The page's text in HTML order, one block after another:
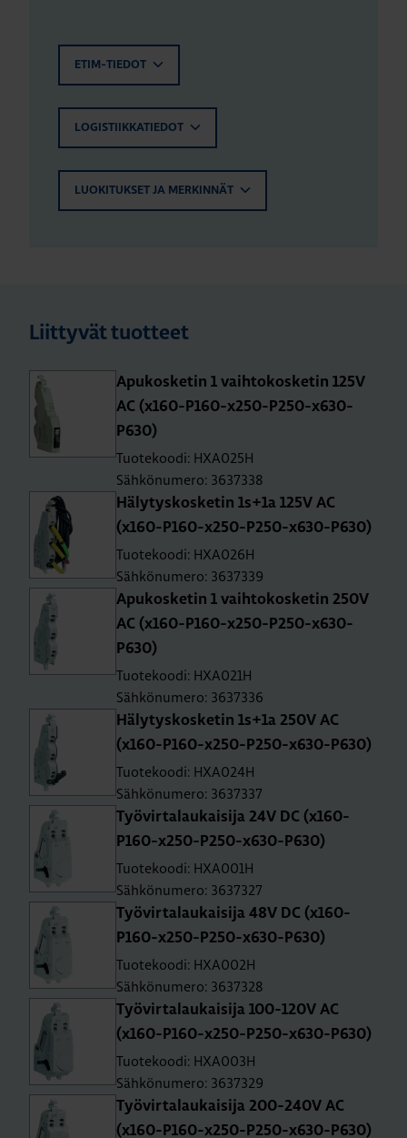
ETIM-TIEDOT
LOGISTIIKKATIEDOT
LUOKITUKSET JA MERKINNÄT
Liittyvät tuotteet
Apu­kos­ke­tin 1 vaih­to­kos­ke­tin 125V
AC (x160-P160-x250-P250-x630-
P630)
Tuotekoodi: HXA025H
Sähkönumero: 3637338
Hä­ly­tys­kos­ke­tin 1s+1a 125V AC
(x160-P160-x250-P250-x630-P630)
Tuotekoodi: HXA026H
Sähkönumero: 3637339
Apu­kos­ke­tin 1 vaih­to­kos­ke­tin 250V
AC (x160-P160-x250-P250-x630-
P630)
Tuotekoodi: HXA021H
Sähkönumero: 3637336
Hä­ly­tys­kos­ke­tin 1s+1a 250V AC
(x160-P160-x250-P250-x630-P630)
Tuotekoodi: HXA024H
Sähkönumero: 3637337
Työ­vir­ta­lau­kai­si­ja 24V DC (x160-
P160-x250-P250-x630-P630)
Tuotekoodi: HXA001H
Sähkönumero: 3637327
Työ­vir­ta­lau­kai­si­ja 48V DC (x160-
P160-x250-P250-x630-P630)
Tuotekoodi: HXA002H
Sähkönumero: 3637328
Työ­vir­ta­lau­kai­si­ja 100-120V AC
(x160-P160-x250-P250-x630-P630)
Tuotekoodi: HXA003H
Sähkönumero: 3637329
Työ­vir­ta­lau­kai­si­ja 200-240V AC
(x160-P160-x250-P250-x630-P630)